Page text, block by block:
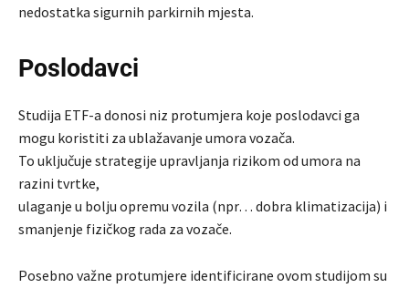
nedostatka sigurnih parkirnih mjesta.
Poslodavci
Studija ETF-a donosi niz protumjera koje poslodavci ga
mogu koristiti za ublažavanje umora vozača.
To uključuje strategije upravljanja rizikom od umora na
razini tvrtke,
ulaganje u bolju opremu vozila (npr… dobra klimatizacija) i
smanjenje fizičkog rada za vozače.
Posebno važne protumjere identificirane ovom studijom su